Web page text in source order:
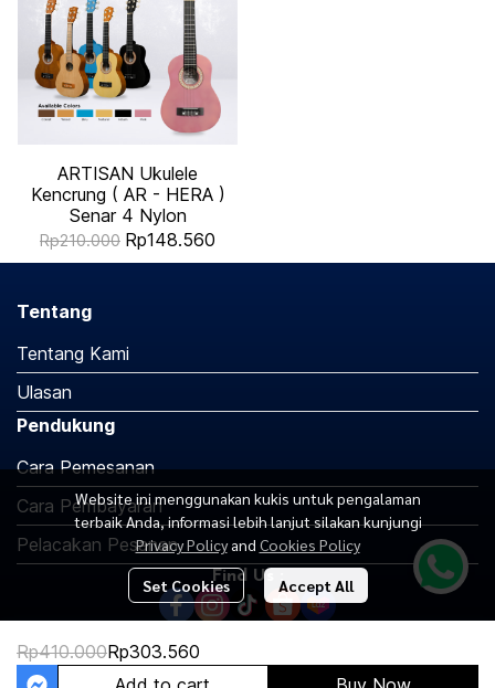
ARTISAN Ukulele
Kencrung ( AR - HERA )
Senar 4 Nylon
Rp210.000 Rp148.560
Rp410.000Rp303.560
Website ini menggunakan kukis untuk pengalaman
terbaik Anda, informasi lebih lanjut silakan kunjungi
Privacy Policy and Cookies Policy
Set Cookies Accept All
Tentang
Tentang Kami
Ulasan
Pendukung
Cara Pemesanan
Cara Pembayaran
Pelacakan Pesanan
Find Us :
Copyright 2026 | All Rights Reserved | Powered by MWE